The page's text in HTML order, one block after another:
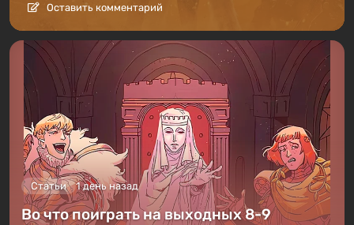
Оставить комментарий
Статьи 1 день назад
Во что поиграть на выходных 8-9